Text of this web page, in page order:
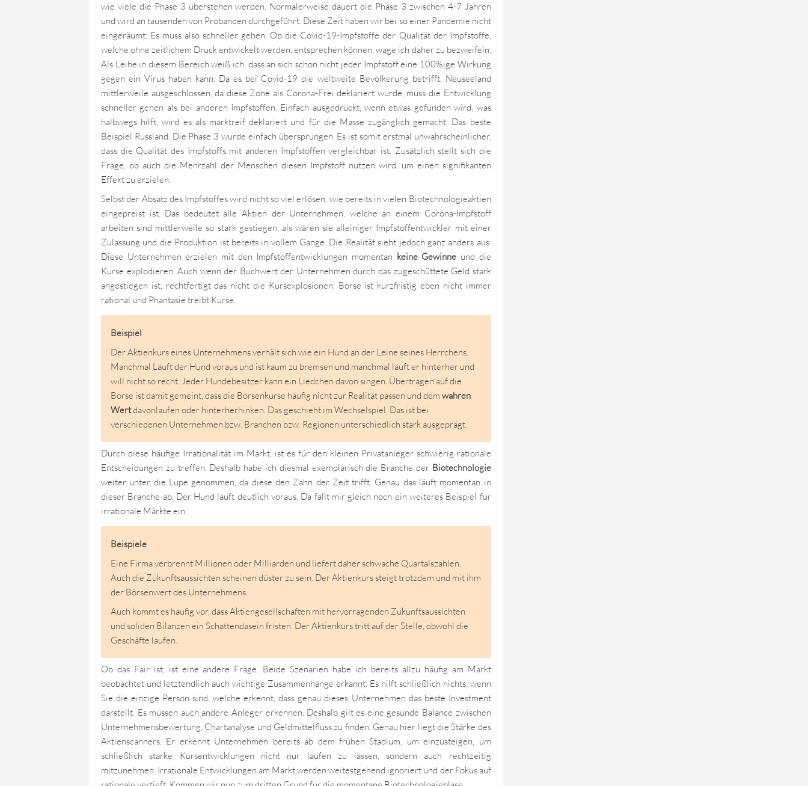
wie viele die Phase 3 überstehen werden. Normalerweise dauert die Phase 3 zwischen 4-7 Jahren
und wird an tausenden von Probanden durchgeführt. Diese Zeit haben wir bei so einer Pandemie nicht
eingeräumt. Es muss also schneller gehen. Ob die Covid-19-Impfstoffe der Qualität der Impfstoffe,
welche ohne zeitlichem Druck entwickelt werden, entsprechen können, wage ich daher zu bezweifeln.
Als Leihe in diesem Bereich weiß ich, dass an sich schon nicht jeder Impfstoff eine 100%ige Wirkung
gegen ein Virus haben kann. Da es bei Covid-19 die weltweite Bevölkerung betrifft, Neuseeland
mittlerweile ausgeschlossen, da diese Zone als Corona-Frei deklariert wurde, muss die Entwicklung
schneller gehen als bei anderen Impfstoffen. Einfach ausgedrückt, wenn etwas gefunden wird, was
halbwegs hilft, wird es als marktreif deklariert und für die Masse zugänglich gemacht. Das beste
Beispiel Russland. Die Phase 3 wurde einfach übersprungen. Es ist somit erstmal unwahrscheinlicher,
dass die Qualität des Impfstoffs mit anderen Impfstoffen vergleichbar ist. Zusätzlich stellt sich die
Frage, ob auch die Mehrzahl der Menschen diesen Impfstoff nutzen wird, um einen signifikanten
Effekt zu erzielen.
Selbst der Absatz des Impfstoffes wird nicht so viel erlösen, wie bereits in vielen Biotechnologieaktien
eingepreist ist. Das bedeutet alle Aktien der Unternehmen, welche an einem Corona-Impfstoff
arbeiten sind mittlerweile so stark gestiegen, als wären sie alleiniger Impfstoffentwickler mit einer
Zulassung und die Produktion ist bereits in vollem Gange. Die Realität sieht jedoch ganz anders aus.
Diese Unternehmen erzielen mit den Impfstoffentwicklungen momentan keine Gewinne und die
Kurse explodieren. Auch wenn der Buchwert der Unternehmen durch das zugeschüttete Geld stark
angestiegen ist, rechtfertigt das nicht die Kursexplosionen. Börse ist kurzfristig eben nicht immer
rational und Phantasie treibt Kurse.
Beispiel
Der Aktienkurs eines Unternehmens verhält sich wie ein Hund an der Leine seines Herrchens.
Manchmal Läuft der Hund voraus und ist kaum zu bremsen und manchmal läuft er hinterher und
will nicht so recht. Jeder Hundebesitzer kann ein Liedchen davon singen. Übertragen auf die
Börse ist damit gemeint, dass die Börsenkurse häufig nicht zur Realität passen und dem wahren
Wertdavonlaufen oder hinterherhinken. Das geschieht im Wechselspiel. Das ist bei
verschiedenen Unternehmen bzw. Branchen bzw. Regionen unterschiedlich stark ausgeprägt.
Durch diese häufige Irrationalität im Markt, ist es für den kleinen Privatanleger schwierig rationale
Entscheidungen zu treffen. Deshalb habe ich diesmal exemplarisch die Branche der Biotechnologie
weiter unter die Lupe genommen, da diese den Zahn der Zeit trifft. Genau das läuft momentan in
dieser Branche ab. Der Hund läuft deutlich voraus. Da fällt mir gleich noch ein weiteres Beispiel für
irrationale Märkte ein.
Beispiele
Eine Firma verbrennt Millionen oder Milliarden und liefert daher schwache Quartalszahlen.
Auch die Zukunftsaussichten scheinen düster zu sein. Der Aktienkurs steigt trotzdem und mit ihm
der Börsenwert des Unternehmens.
Auch kommt es häufig vor, dass Aktiengesellschaften mit hervorragenden Zukunftsaussichten
und soliden Bilanzen ein Schattendasein fristen. Der Aktienkurs tritt auf der Stelle, obwohl die
Geschäfte laufen.
Ob das Fair ist, ist eine andere Frage. Beide Szenarien habe ich bereits allzu häufig am Markt
beobachtet und letztendlich auch wichtige Zusammenhänge erkannt. Es hilft schließlich nichts, wenn
Sie die einzige Person sind, welche erkennt, dass genau dieses Unternehmen das beste Investment
darstellt. Es müssen auch andere Anleger erkennen. Deshalb gilt es eine gesunde Balance zwischen
Unternehmensbewertung, Chartanalyse und Geldmittelfluss zu finden. Genau hier liegt die Stärke des
Aktienscanners. Er erkennt Unternehmen bereits ab dem frühen Stadium, um einzusteigen, um
schließlich starke Kursentwicklungen nicht nur laufen zu lassen, sondern auch rechtzeitig
mitzunehmen. Irrationale Entwicklungen am Markt werden weitestgehend ignoriert und der Fokus auf